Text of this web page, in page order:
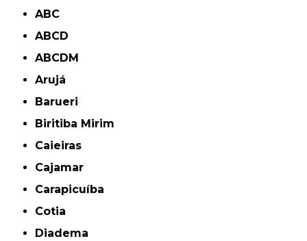
ABC
ABCD
ABCDM
Arujá
Barueri
Biritiba Mirim
Caieiras
Cajamar
Carapicuíba
Cotia
Diadema